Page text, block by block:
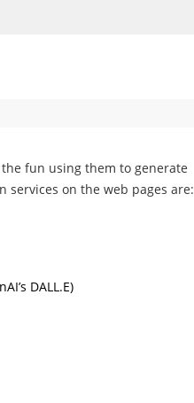
fun using them to generate
services on the web pages are:
DALL.E)